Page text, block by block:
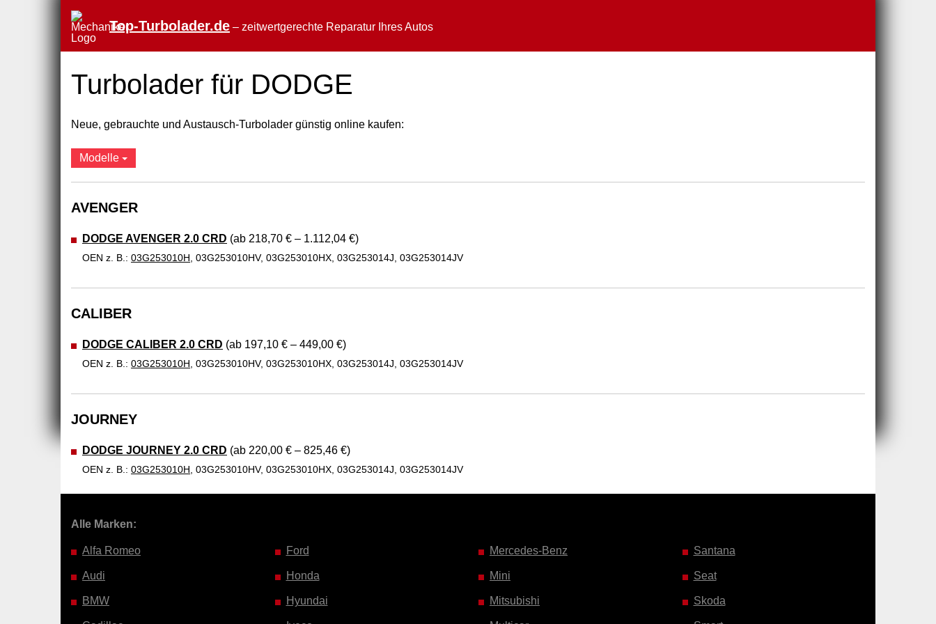
Top-Turbolader.de – zeitwertgerechte Reparatur Ihres Autos
Turbolader für DODGE
Neue, gebrauchte und Austausch-Turbolader günstig online kaufen:
Modelle
AVENGER
DODGE AVENGER 2.0 CRD (ab 218,70 € – 1.112,04 €)
OEN z. B.: 03G253010H , 03G253010HV, 03G253010HX, 03G253014J, 03G253014JV
CALIBER
DODGE CALIBER 2.0 CRD (ab 197,10 € – 449,00 €)
OEN z. B.: 03G253010H , 03G253010HV, 03G253010HX, 03G253014J, 03G253014JV
JOURNEY
DODGE JOURNEY 2.0 CRD (ab 220,00 € – 825,46 €)
OEN z. B.: 03G253010H , 03G253010HV, 03G253010HX, 03G253014J, 03G253014JV
Alle Marken:
Alfa Romeo
Audi
BMW
Ford
Honda
Hyundai
Mercedes-Benz
Mini
Mitsubishi
Santana
Seat
Skoda